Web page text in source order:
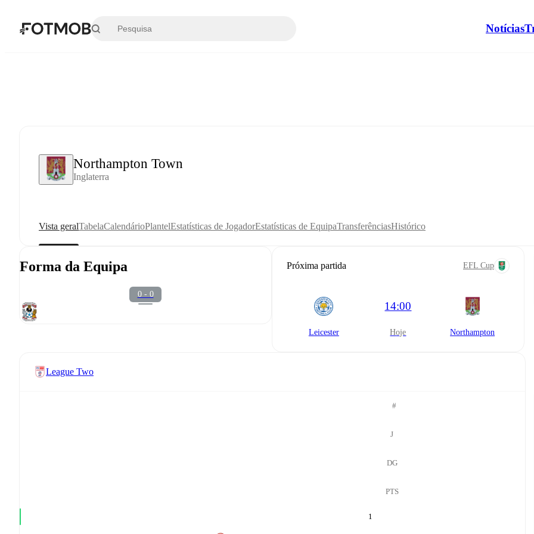
Notícias
Northampton Town
Inglaterra
Vista geralTabelaCalendárioPlantelEstatísticas de JogadorEstatísticas de EquipaTransferênciasHistórico
Forma da Equipa
0 - 0
Próxima partida EFL Cup
Leicester
14:00
hoje Northampton
League Two
#
J
DG
PTS
1